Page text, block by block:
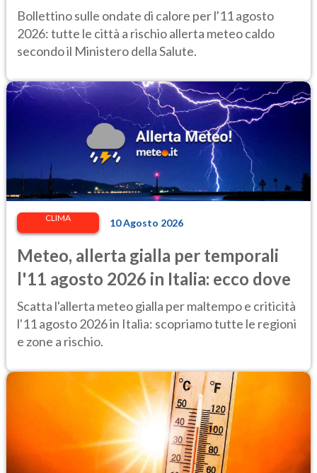
città a rischio per il Ministero della
Salute
Bollettino sulle ondate di calore per l'11 agosto
2026: tutte le città a rischio allerta meteo caldo
secondo il Ministero della Salute.
CLIMA 10 Agosto 2026
Meteo, allerta gialla per temporali
l'11 agosto 2026 in Italia: ecco dove
Scatta l'allerta meteo gialla per maltempo e criticità
l'11 agosto 2026 in Italia: scopriamo tutte le regioni
e zone a rischio.